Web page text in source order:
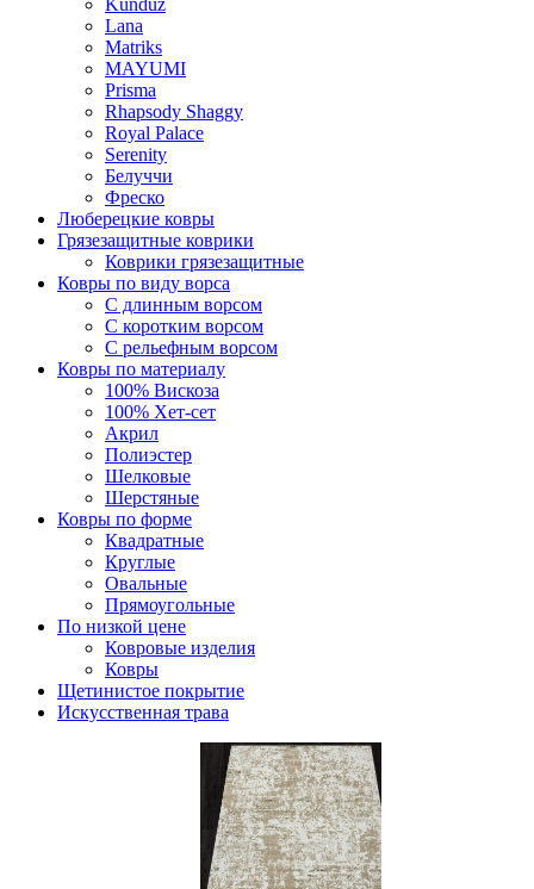
Kunduz
Lana
Matriks
MAYUMI
Prisma
Rhapsody Shaggy
Royal Palace
Serenity
Белуччи
Фреско
Люберецкие ковры
Грязезащитные коврики
Коврики грязезащитные
Ковры по виду ворса
С длинным ворсом
С коротким ворсом
С рельефным ворсом
Ковры по материалу
100% Вискоза
100% Хет-сет
Акрил
Полиэстер
Шелковые
Шерстяные
Ковры по форме
Квадратные
Круглые
Овальные
Прямоугольные
По низкой цене
Ковровые изделия
Ковры
Щетинистое покрытие
Искусственная трава